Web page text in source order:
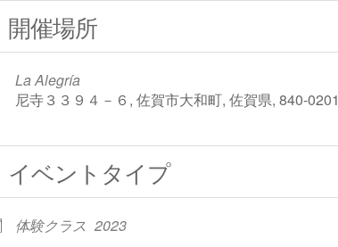
iCalendar
開催場所
La Alegría
尼寺３３９４－６, 佐賀市大和町, 佐賀県, 840-0201
イベントタイプ
体験クラス 2023